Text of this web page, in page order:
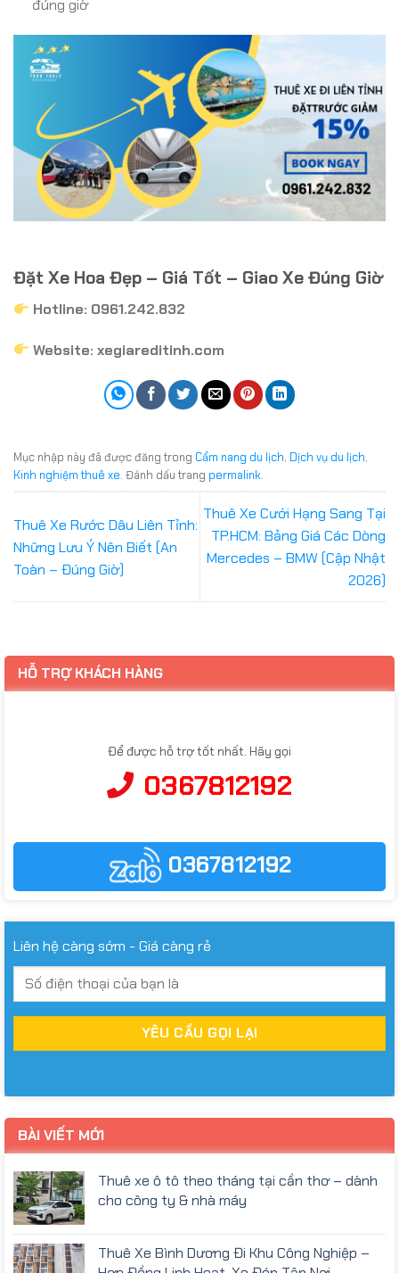
đúng giờ
Đặt Xe Hoa Đẹp – Giá Tốt – Giao Xe Đúng Giờ
Hotline: 0961.242.832
Website: xegiareditinh.com
Mục nhập này đã được đăng trong Cẩm nang du lịch Dịch vụ du lịch
Kinh nghiệm thuê xe . Đánh dấu trang permalink
Thuê Xe Rước Dâu Liên Tỉnh:
Những Lưu Ý Nên Biết (An
Toàn – Đúng Giờ)
Thuê Xe Cưới Hạng Sang Tại
TP.HCM: Bảng Giá Các Dòng
Mercedes – BMW (Cập Nhật
2026)
HỖ TRỢ KHÁCH HÀNG
Để được hỗ trợ tốt nhất. Hãy gọi
0367812192
0367812192
Liên hệ càng sớm - Giá càng rẻ
BÀI VIẾT MỚI
Thuê xe ô tô theo tháng tại cần thơ – dành
cho công ty & nhà máy
Thuê Xe Bình Dương Đi Khu Công Nghiệp –